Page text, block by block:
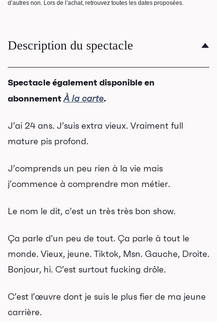
d’autres non. Lors de l’achat, retrouvez toutes les dates proposées.
Description du spectacle
Spectacle également disponible en
abonnement À la carte.
J’ai 24 ans. J’suis extra vieux. Vraiment full
mature pis profond.
J’comprends un peu rien à la vie mais
j’commence à comprendre mon métier.
Le nom le dit, c’est un très très bon show.
Ça parle d’un peu de tout. Ça parle à tout le
monde. Vieux, jeune. Tiktok, Msn. Gauche, Droite.
Bonjour, hi. C’est surtout fucking drôle.
C’est l’œuvre dont je suis le plus fier de ma jeune
carrière.